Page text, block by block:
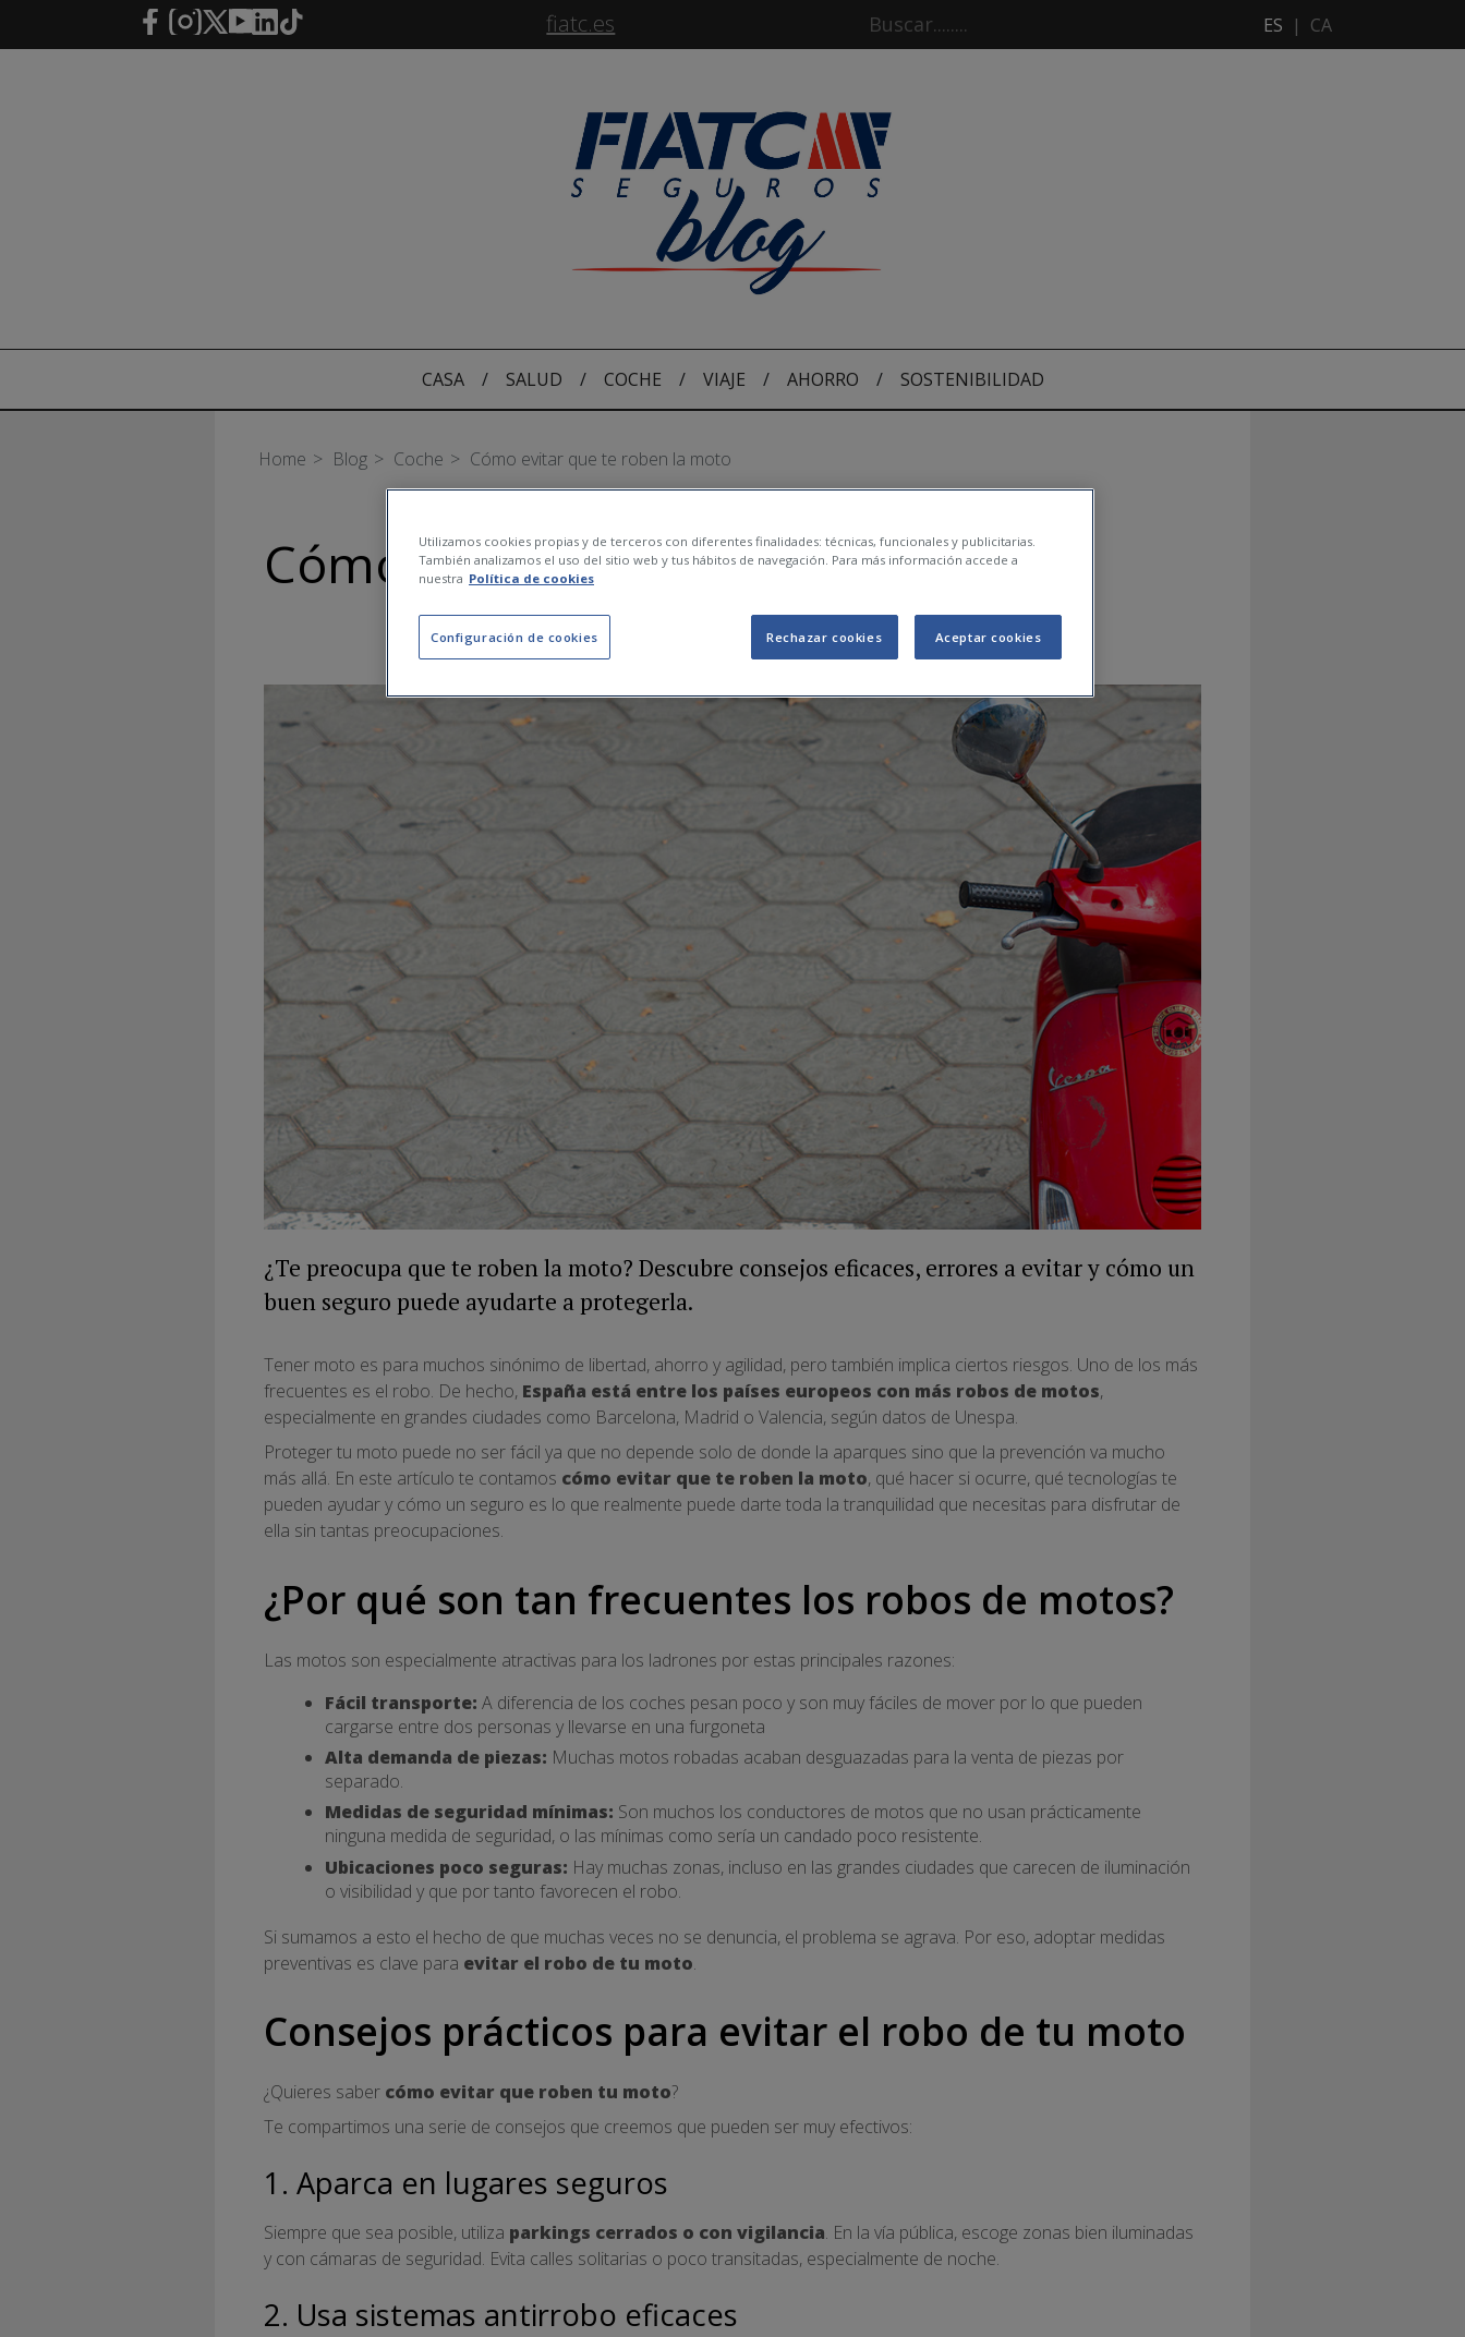
Saltar al contenido principal fiatc.es ES | CA
CASA / SALUD / COCHE / VIAJE / AHORRO / SOSTENIBILIDAD
Home Blog Coche Cómo evitar que te roben la moto
Cómo evitar que te roben la moto
¿Te preocupa que te roben la moto? Descubre consejos eficaces, errores a evitar y cómo un
buen seguro puede ayudarte a protegerla.
Tener moto es para muchos sinónimo de libertad, ahorro y agilidad, pero también implica ciertos riesgos. Uno de los más
frecuentes es el robo. De hecho, España está entre los países europeos con más robos de motos,
especialmente en grandes ciudades como Barcelona, Madrid o Valencia, según datos de Unespa.
Proteger tu moto puede no ser fácil ya que no depende solo de donde la aparques sino que la prevención va mucho
más allá. En este artículo te contamos cómo evitar que te roben la moto, qué hacer si ocurre, qué tecnologías te
pueden ayudar y cómo un seguro es lo que realmente puede darte toda la tranquilidad que necesitas para disfrutar de
ella sin tantas preocupaciones.
¿Por qué son tan frecuentes los robos de motos?
Las motos son especialmente atractivas para los ladrones por estas principales razones:
Fácil transporte: A diferencia de los coches pesan poco y son muy fáciles de mover por lo que pueden
cargarse entre dos personas y llevarse en una furgoneta
Alta demanda de piezas: Muchas motos robadas acaban desguazadas para la venta de piezas por
separado.
Medidas de seguridad mínimas: Son muchos los conductores de motos que no usan prácticamente
ninguna medida de seguridad, o las mínimas como sería un candado poco resistente.
Ubicaciones poco seguras: Hay muchas zonas, incluso en las grandes ciudades que carecen de iluminación
o visibilidad y que por tanto favorecen el robo.
Si sumamos a esto el hecho de que muchas veces no se denuncia, el problema se agrava. Por eso, adoptar medidas
preventivas es clave para evitar el robo de tu moto.
Consejos prácticos para evitar el robo de tu moto
¿Quieres saber cómo evitar que roben tu moto?
Te compartimos una serie de consejos que creemos que pueden ser muy efectivos:
1. Aparca en lugares seguros
Siempre que sea posible, utiliza parkings cerrados o con vigilancia. En la vía pública, escoge zonas bien iluminadas
y con cámaras de seguridad. Evita calles solitarias o poco transitadas, especialmente de noche.
2. Usa sistemas antirrobo eficaces
Utilizamos cookies propias y de terceros con diferentes finalidades: técnicas, funcionales y publicitarias.
También analizamos el uso del sitio web y tus hábitos de navegación. Para más información accede a
nuestra Política de cookies
Configuración de cookies Rechazar cookies Aceptar cookies